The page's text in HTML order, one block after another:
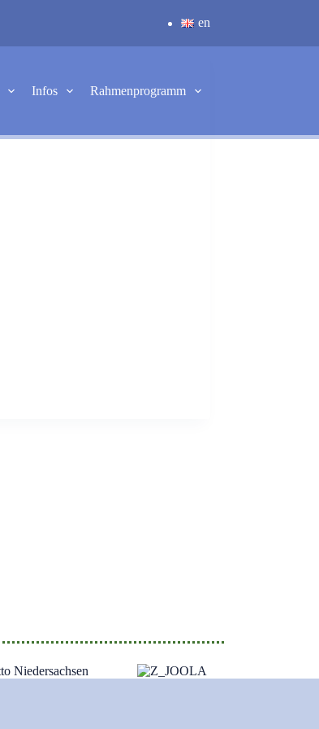
en
Infos Rahmenprogramm